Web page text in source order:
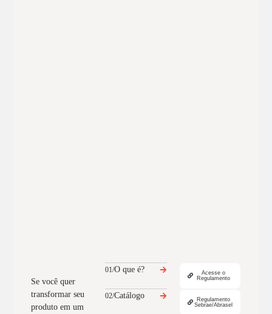
Se você quer
transformar seu
produto em um
01/O que é?
02/Catálogo
Acesse o
Regulamento
Regulamento
Sebrae/Abrasel